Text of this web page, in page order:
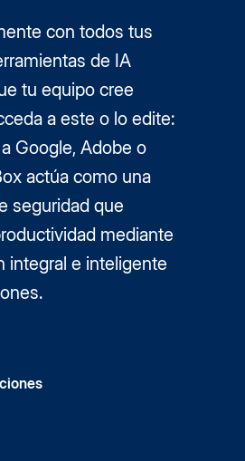
con todos tus
de IA
tu equipo cree
a este o lo edite:
Google, Adobe o
actúa como una
seguridad que
mediante
integral e inteligente